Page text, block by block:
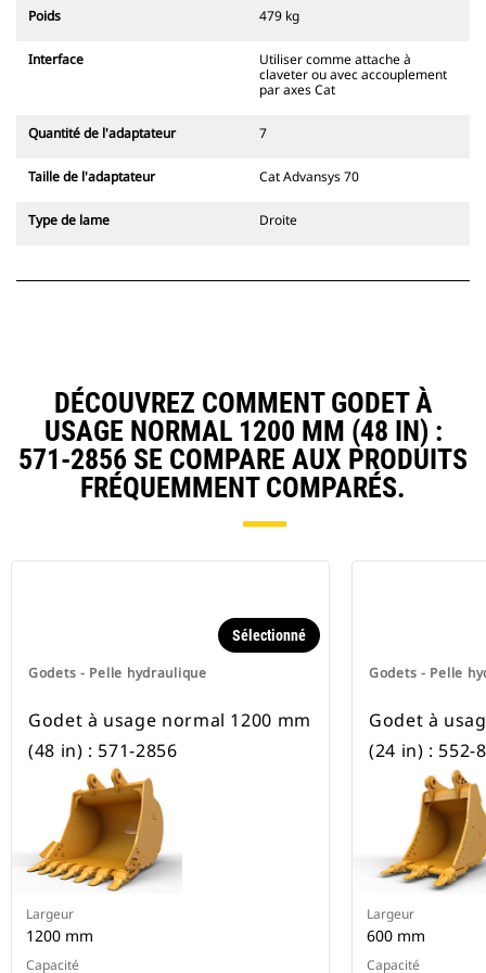
champ de vision du conducteur.
axes Cat sont compatibles avec les
pelles hydrauliques à chaînes 311-
Des attaches à largeur de
disponibles.
le système d'attache spéciale CW
CW sont dotées d'un système de
disponibles pour toutes les pelles
hydrauliques à chaines et sur
pneus.
Poids 479 kg
Interface
Utiliser comme attache à
claveter ou avec accouplement
par axes Cat
Quantité de l'adaptateur 7
Taille de l'adaptateur Cat Advansys 70
Type de lame Droite
DÉCOUVREZ COMMENT GODET À
USAGE NORMAL 1200 MM (48 IN) :
571-2856 SE COMPARE AUX PRODUITS
FRÉQUEMMENT COMPARÉS.
Godets - Pelle hydraulique
Sélectionné
Godet à usage normal 1200 mm
(48 in) : 571-2856
Largeur
1200 mm
Capacité
Godets - Pelle
Godet à
(24 in) : 552-
Largeur
600 mm
Capacité